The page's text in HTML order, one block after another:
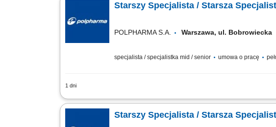
Starszy Specjalista / Starsza
POLPHARMA S.A. Warszawa, ul.
specjalista / specjalistka mid / senior umowa o pracę
1 dni
Na tym stanowisku będziesz projektować i optymalizować
Starszy Specjalista / Starsza